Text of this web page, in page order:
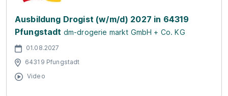
Ausbildung Drogist (w/m/d) 2027 in 64319
Pfungstadt dm-drogerie markt GmbH + Co. KG
01.08.2027
64319 Pfungstadt
Video